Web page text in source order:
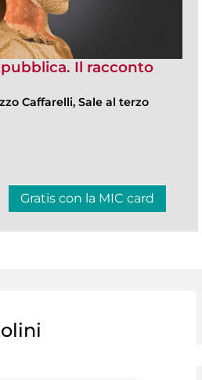
Il racconto
Caffarelli, Sale al terzo
Gratis con la MIC card